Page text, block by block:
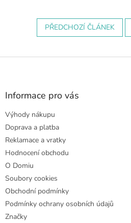
PŘEDCHOZÍ ČLÁNEK
Z
Informace pro vás
Výhody nákupu
Doprava a platba
Reklamace a vratky
Hodnocení obchodu
O Domiu
Soubory cookies
Obchodní podmínky
Podmínky ochrany osobních údajů
Značky